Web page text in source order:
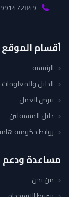
أقسام الموقع
الرئيسية
الدليل والمعلومات
فرص العمل
دليل المستقلين
روابط حكومية
مساعدة ودعم
من نحن